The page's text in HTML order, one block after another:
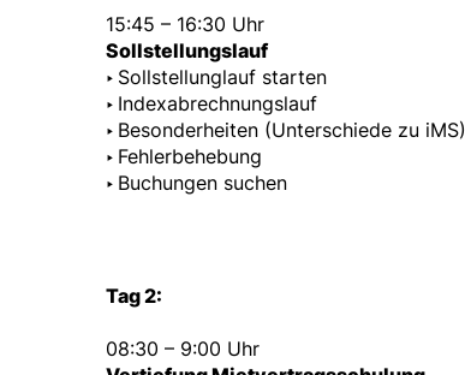
15:45 – 16:30 Uhr
Sollstellungslauf
‣ Sollstellunglauf starten
‣ Indexabrechnungslauf
‣ Besonderheiten (Unterschiede zu iMS)
‣ Fehlerbehebung
‣ Buchungen suchen
Tag 2:
08:30 – 9:00 Uhr